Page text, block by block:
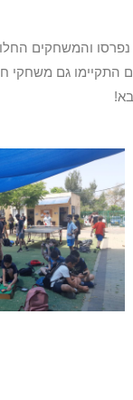
והמשחקים
התקיימו גם משחקי